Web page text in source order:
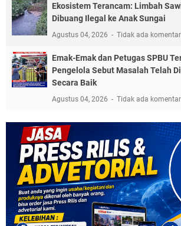
Ekosistem Terancam: Limbah
Dibuang Ilegal ke Anak Sungai
Agustus 04, 2026 Tidak ada komentar
Emak-Emak dan Petugas SPBU
Pengelola Sebut Masalah Telah
Secara Baik
Agustus 04, 2026 Tidak ada komentar